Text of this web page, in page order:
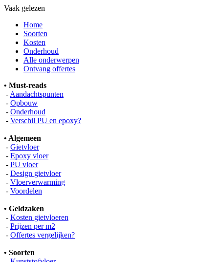
Vaak gelezen
Home
Soorten
Kosten
Onderhoud
Alle onderwerpen
Ontvang offertes
• Must-reads
- Aandachtspunten
- Opbouw
- Onderhoud
- Verschil PU en epoxy?
• Algemeen
- Gietvloer
- Epoxy vloer
- PU vloer
- Design gietvloer
- Vloerverwarming
- Voordelen
• Geldzaken
- Kosten gietvloeren
- Prijzen per m2
- Offertes vergelijken?
• Soorten